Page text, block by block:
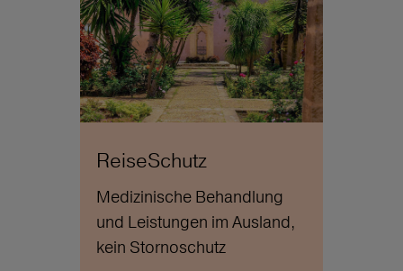
ReiseSchutz
Medizinische Behandlung
und Leistungen im Ausland,
kein Stornoschutz